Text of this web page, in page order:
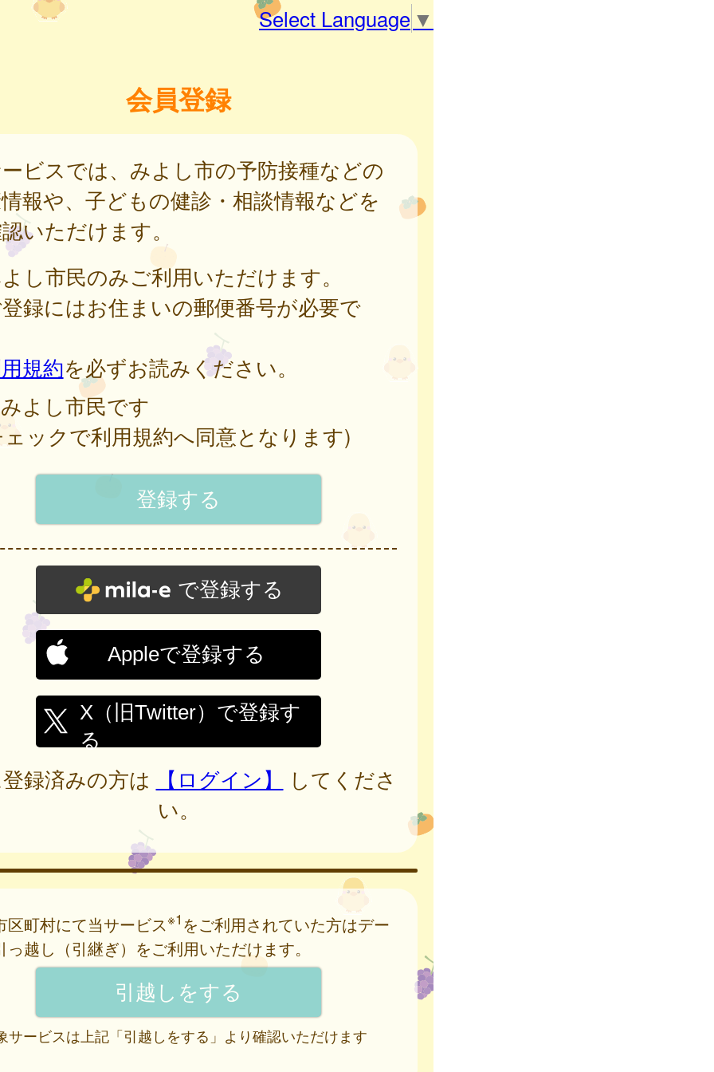
Select Language ▼
会員登録
ビスでは、みよし市の予防接種などの
報や、子どもの健診・相談情報などを
いただけます。
し市民のみご利用いただけます。
録にはお住まいの郵便番号が必要で
規約を必ずお読みください。
よし市民です
ックで利用規約へ同意となります)
で登録する
Appleで登録する
X（旧Twitter）で登録す
る
録済みの方は 【ログイン】
してくださ
い。
区町村にて当サービス※1 をご利用されていた方はデー
っ越し（引継ぎ）をご利用いただけます。
サービスは上記「引越しをする」より確認いただけます